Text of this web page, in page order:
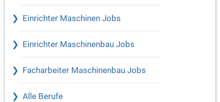
Einrichter Maschinen Jobs
Einrichter Maschinenbau Jobs
Facharbeiter Maschinenbau Jobs
Alle Berufe